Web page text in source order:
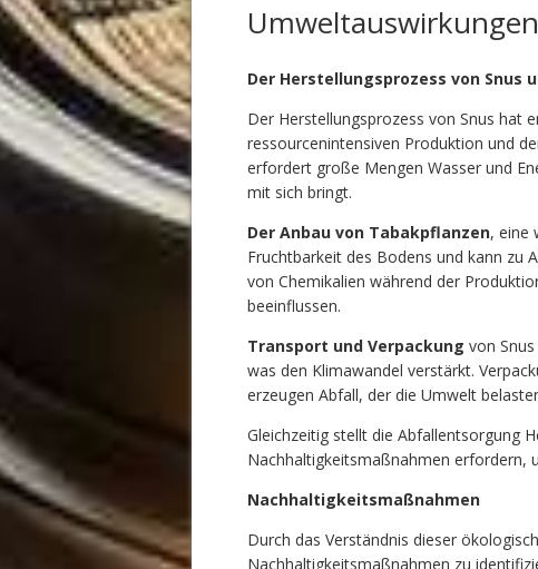
Der Herstellungsprozess von Snus
Der Herstellungsprozess von Snus hat
ressourcenintensiven Produktion und
erfordert große Mengen Wasser und
mit sich bringt.
Der Anbau von Tabakpflanzen, eine
Fruchtbarkeit des Bodens und kann zu
von Chemikalien während der
beeinflussen.
Transport und Verpackung von
was den Klimawandel verstärkt.
erzeugen Abfall, der die Umwelt
Gleichzeitig stellt die Abfallentsorgung
Nachhaltigkeitsmaßnahmen erfordern,
Nachhaltigkeitsmaßnahmen
Durch das Verständnis dieser
Nachhaltigkeitsmaßnahmen zu